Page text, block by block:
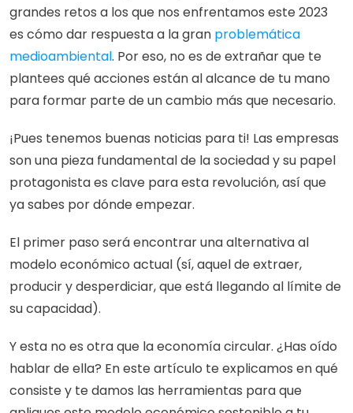
grandes retos a los que nos enfrentamos este 2023
es cómo dar respuesta a la gran problemática
medioambiental. Por eso, no es de extrañar que te
plantees qué acciones están al alcance de tu mano
para formar parte de un cambio más que necesario.
¡Pues tenemos buenas noticias para ti! Las empresas
son una pieza fundamental de la sociedad y su papel
protagonista es clave para esta revolución, así que
ya sabes por dónde empezar.
El primer paso será encontrar una alternativa al
modelo económico actual (sí, aquel de extraer,
producir y desperdiciar, que está llegando al límite de
su capacidad).
Y esta no es otra que la economía circular. ¿Has oído
hablar de ella? En este artículo te explicamos en qué
consiste y te damos las herramientas para que